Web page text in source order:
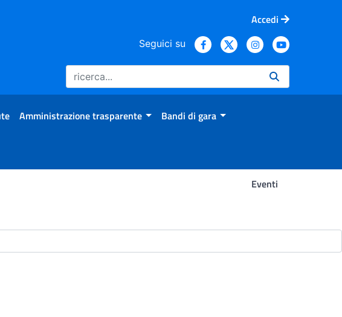
Accedi
Seguici su
Amministrazione trasparente Bandi di gara
Eventi